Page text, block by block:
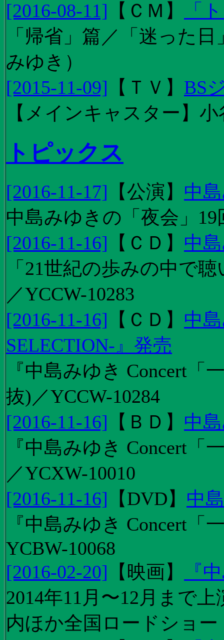
[2016-08-11] 【 ＣＭ 】
「
「帰省」篇／「迷った
みゆき）
[2015-11-09] 【 ＴＶ 】 BS
【メインキャスター】
トピックス
[2016-11-17] 【公演 】 中
中島みゆきの「夜会」
[2016-11-16] 【 ＣＤ 】 中
「21世紀の歩みの中で
／YCCW-10283
[2016-11-16] 【 ＣＤ 】 中
SELECTION-』発売
『中島みゆき Concert
抜)／YCCW-10284
[2016-11-16] 【 ＢＤ 】 中
『中島みゆき Concert
／YCXW-10010
[2016-11-16] 【DVD】 中
『中島みゆき Concert
YCBW-10068
[2016-02-20] 【 映画】
『
2014年11月〜12月まで
内ほか全国ロードショー